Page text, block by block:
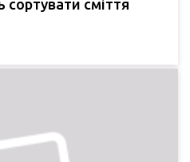
сортувати сміття